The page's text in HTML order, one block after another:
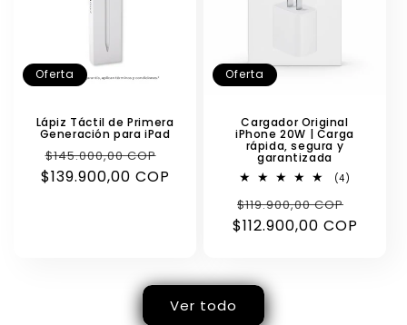
Oferta
Lápiz Táctil de Primera
Generación para iPad
Precio
habitual
$145.000,00 COP
de
$139.900,00 COP
Oferta
Cargador Original
iPhone 20W | Carga
rápida, segura y
garantizada
(4)
Precio
habitual
$119.900,00 COP
de
$112.900,00 COP
Ver todo